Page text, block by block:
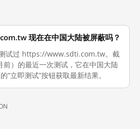
现在在中国大陆被屏蔽吗？
试过 https://www.sdti.com.tw。截
）的最近一次测试，它在中国大陆
“立即测试”按钮获取最新结果。